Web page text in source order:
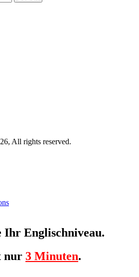
All rights reserved.
Ihr Englischniveau.
nur 3 Minuten.